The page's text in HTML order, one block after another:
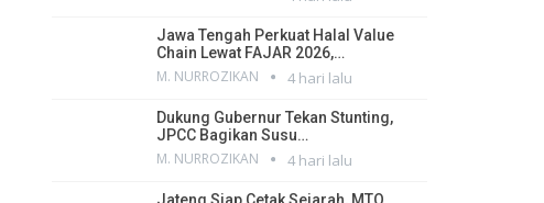
Jawa Tengah Perkuat Halal Value
Chain Lewat FAJAR 2026,…
M. NURROZIKAN 4 hari lalu
Dukung Gubernur Tekan Stunting,
JPCC Bagikan Susu…
M. NURROZIKAN 4 hari lalu